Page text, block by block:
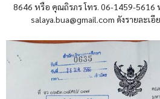
8646 หรือ คุณถิรภร โทร. 06-1459-5616
salaya.bua@gmail.com ดังรายละ